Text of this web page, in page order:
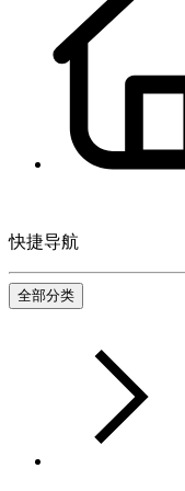
快捷导航
全部分类